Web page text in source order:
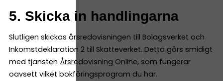
5. Skicka in handlingarna
Slutligen skickas årsredovisningen till Bolagsverket och
Inkomstdeklaration 2 till Skatteverket. Detta görs smidigt
med tjänsten Årsredovisning Online, som fungerar
oavsett vilket bokföringsprogram du har.